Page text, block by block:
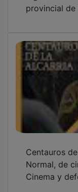
La Edad
e